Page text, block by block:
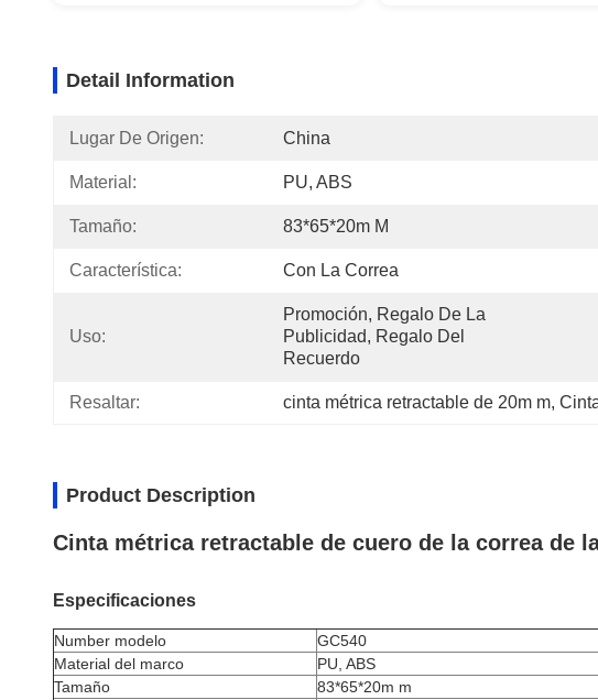
Detail Information
Lugar De Origen: China
Material: PU, ABS
Tamaño: 83*65*20m M
Característica: Con La Correa
Uso:
Promoción, Regalo De La
Publicidad, Regalo Del
Recuerdo
Resaltar: cinta métrica retractable de 20m m,
Product Description
Cinta métrica retractable de cuero de la correa de
Especificaciones
Number modelo
GC540
Material del marco
PU, ABS
Tamaño
83*65*20m m